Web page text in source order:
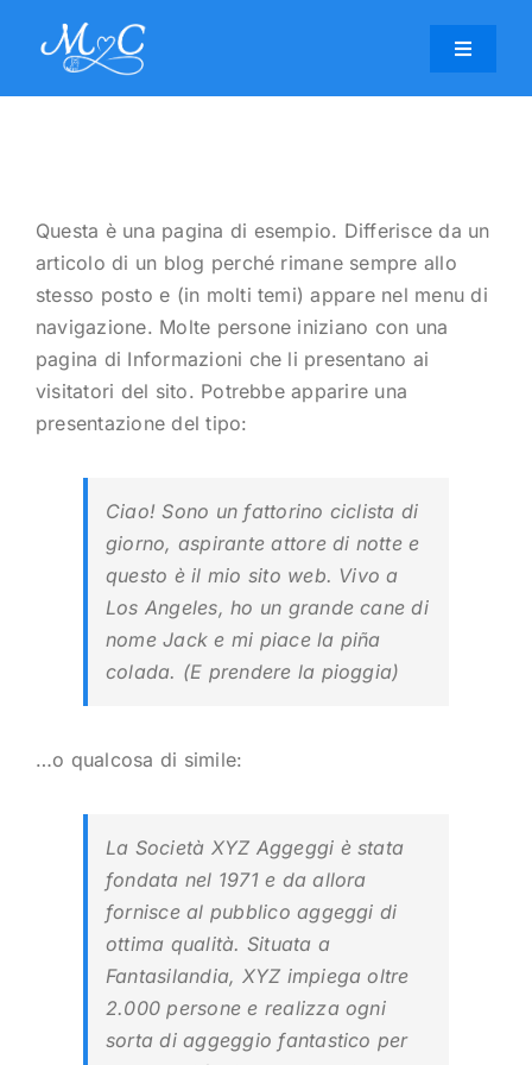
contenuto
Toggle
LOCATION
STORY
DETAILS
Questa è una pagina di esempio. Differisce da un
articolo di un blog perché rimane sempre allo
stesso posto e (in molti temi) appare nel menu di
navigazione. Molte persone iniziano con una
pagina di Informazioni che li presentano ai
visitatori del sito. Potrebbe apparire una
presentazione del tipo:
Ciao! Sono un fattorino ciclista di
giorno, aspirante attore di notte e
questo è il mio sito web. Vivo a
Los Angeles, ho un grande cane di
nome Jack e mi piace la piña
colada. (E prendere la pioggia)
…o qualcosa di simile:
La Società XYZ Aggeggi è stata
fondata nel 1971 e da allora
fornisce al pubblico aggeggi di
ottima qualità. Situata a
Fantasilandia, XYZ impiega oltre
2.000 persone e realizza ogni
sorta di aggeggio fantastico per